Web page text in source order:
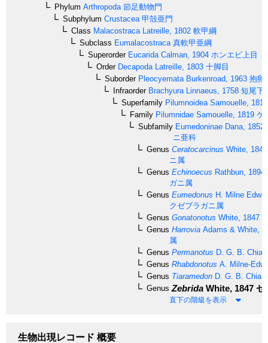
Phylum Arthropoda 節足動物門
Subphylum Crustacea 甲殻亜門
Class Malacostraca Latreille, 1802 軟甲綱
Subclass Eumalacostraca 真軟甲亜綱
SuperorderEucarida Calman, 1904 ホンエビ上目
OrderDecapoda Latreille, 1803 十脚目
SuborderPleocyemata Burkenroad, 1963 抱卵
InfraorderBrachyura Linnaeus, 1758 短尾下
Superfamily Pilumnoidea Samouelle, 1819
Family Pilumnidae Samouelle, 1819 ケ
Subfamily Eumedoninae Dana, 1852
ニ亜科
Genus Ceratocarcinus White, 1847
ニ属
Genus Echinoecus Rathbun, 1894
ガニ属
Genus Eumedonus H. Milne
クゼブラガニ属
Genus Gonatonotus White, 1847
Genus Harrovia Adams & White,
属
Genus Permanotus D. G. B. Chia
Genus Rhabdonotus A. Milne-
Genus Tiaramedon D. G. B. Chia
Genus Zebrida White, 1847 ゼ
直下の階級を表示
生物出現レコード 概要